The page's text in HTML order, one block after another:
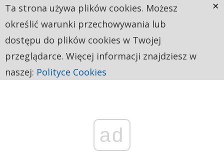
ad
Ta strona używa plików cookies. Możesz
określić warunki przechowywania lub
dostępu do plików cookies w Twojej
przeglądarce. Więcej informacji znajdziesz w
naszej: Polityce Cookies
×